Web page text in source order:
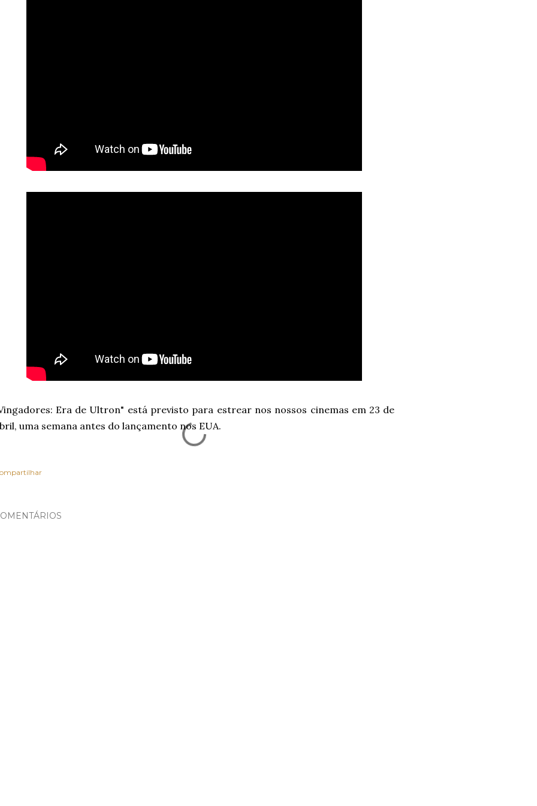
Era de Ultron" está previsto para estrear nos nossos cinemas em 23 de
uma semana antes do lançamento nos EUA.